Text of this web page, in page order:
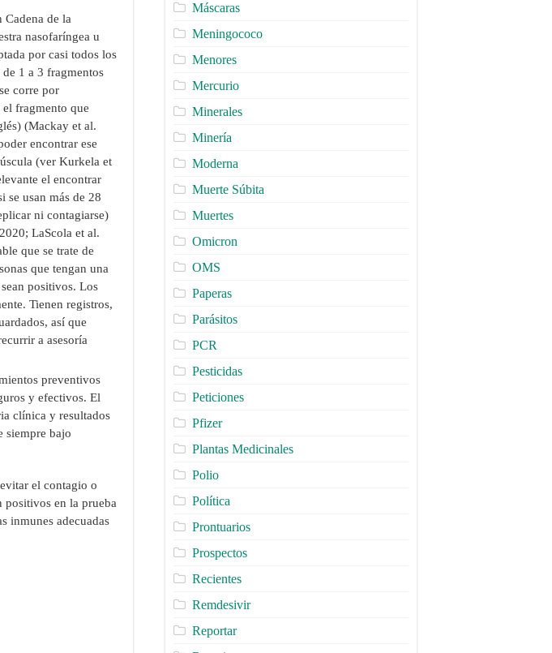
Cadena de la
nasofaríngea u
por casi todos los
de 1 a 3 fragmentos
corre por
fragmento que
(Mackay et al.
encontrar ese
(ver Kurkela et
el encontrar
se usan más de 28
ni contagiarse)
LaScola et al.
que se trate de
que tengan una
positivos. Los
Tienen registros,
así que
a asesoría
preventivos
y efectivos. El
clínica y resultados
siempre bajo
el contagio o
positivos en la prueba
inmunes adecuadas
Máscaras
Meningococo
Menores
Mercurio
Minerales
Minería
Moderna
Muerte Súbita
Muertes
Omicron
OMS
Paperas
Parásitos
PCR
Pesticidas
Peticiones
Pfizer
Plantas Medicinales
Polio
Política
Prontuarios
Prospectos
Recientes
Remdesivir
Reportar